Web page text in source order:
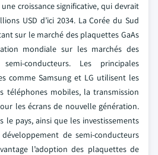
croissance significative, qui devrait
USD d’ici 2034. La Corée du Sud
sur le marché des plaquettes GaAs
mondiale sur les marchés des
conducteurs. Les principales
comme Samsung et LG utilisent les
téléphones mobiles, la transmission
les écrans de nouvelle génération.
le pays, ainsi que les investissements
de semi-conducteurs
l’adoption des plaquettes de